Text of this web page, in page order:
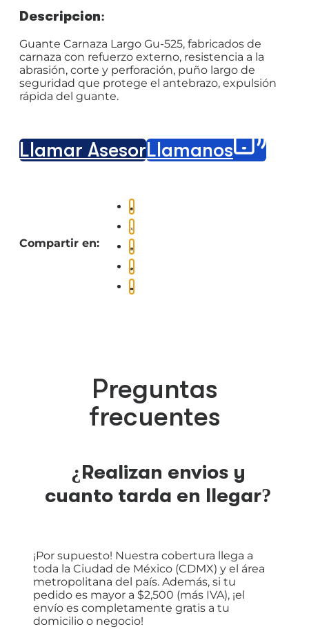
Descripción:
Guante Carnaza Largo Gu-525, fabricados de
carnaza con refuerzo externo, resistencia a la
abrasión, corte y perforación, puño largo de
seguridad que protege el antebrazo, expulsión
rápida del guante.
Llamar AsesorLlámanos
Compartir en:
Preguntas
frecuentes
¿Realizan envios y
cuanto tarda en llegar?
¡Por supuesto! Nuestra cobertura llega a
toda la Ciudad de México (CDMX) y el área
metropolitana del país. Además, si tu
pedido es mayor a $2,500 (más IVA), ¡el
envío es completamente gratis a tu
domicilio o negocio!